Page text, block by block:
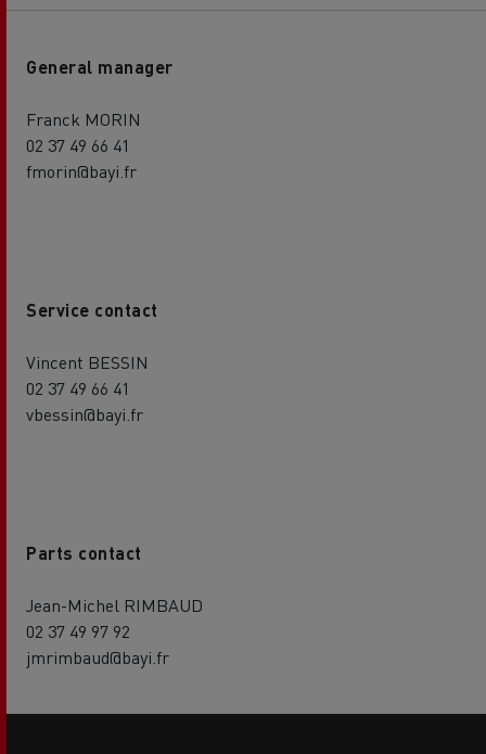
General manager
Franck MORIN
02 37 49 66 41
fmorin@bayi.fr
Service contact
Vincent BESSIN
02 37 49 66 41
vbessin@bayi.fr
Parts contact
Jean-Michel RIMBAUD
02 37 49 97 92
jmrimbaud@bayi.fr